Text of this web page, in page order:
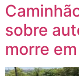
sobre
morre